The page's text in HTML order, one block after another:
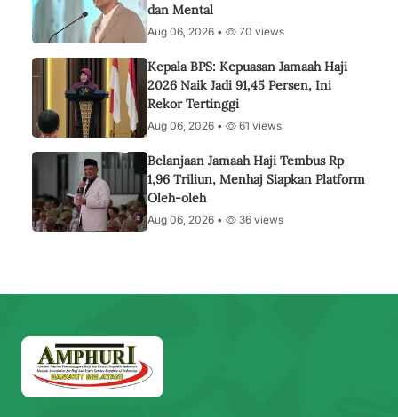
dan Mental
Aug 06, 2026 • 70 views
Kepala BPS: Kepuasan Jamaah Haji
2026 Naik Jadi 91,45 Persen, Ini
Rekor Tertinggi
Aug 06, 2026 • 61 views
Belanjaan Jamaah Haji Tembus Rp
1,96 Triliun, Menhaj Siapkan Platform
Oleh-oleh
Aug 06, 2026 • 36 views